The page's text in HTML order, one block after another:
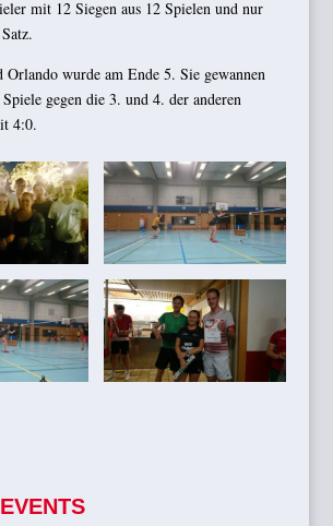
mit 12 Siegen aus 12 Spielen und nur
Orlando wurde am Ende 5. Sie gewannen
gegen die 3. und 4. der anderen
4:0.